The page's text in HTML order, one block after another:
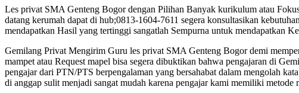
Les privat SMA Genteng Bogor dengan Pilihan Banyak kurikulum atau
datang kerumah dapat di hub;0813-1604-7611 segera konsultasikan
mendapatkan Hasil yang tertinggi sangatlah Sempurna untuk mendapatkan
Gemilang Privat Mengirim Guru les privat SMA Genteng Bogor demi
mampet atau Request mapel bisa segera dibuktikan bahwa pengajaran di
pengajar dari PTN/PTS berpengalaman yang bersahabat dalam mengolah
di anggap sulit menjadi sangat mudah karena pengajar kami memiliki